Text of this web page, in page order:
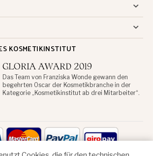
KOSMETIKINSTITUT
GLORIA AWARD 2019
Das Team von Franziska Wonde gewann den
begehrten Oscar der Kosmetikbranche in der
Kategorie „Kosmetikinstitut ab drei Mitarbeiter“.